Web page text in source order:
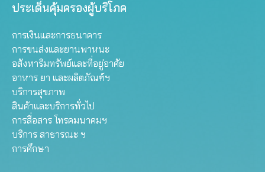
ประเด็นคุ้มครองผู้บริโภค
การเงินและการธนาคาร
การขนส่งและยานพาหนะ
อสังหาริมทรัพย์และที่อยู่อาศัย
อาหาร ยา และผลิตภัณฑ์ฯ
บริการสุขภาพ
สินค้าและบริการทั่วไป
การสื่อสาร โทรคมนาคมฯ
บริการ สาธารณะ ฯ
การศึกษา